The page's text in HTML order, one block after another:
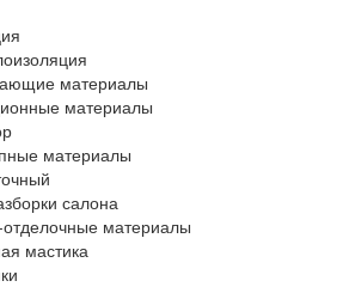
материалы
материалы
материалы
салона
отделочные материалы
мастика